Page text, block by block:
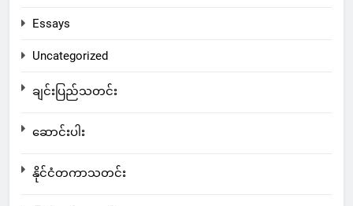
Essays
Uncategorized
ချင်းပြည်သတင်း
ဆောင်းပါး
နိုင်ငံတကာသတင်း